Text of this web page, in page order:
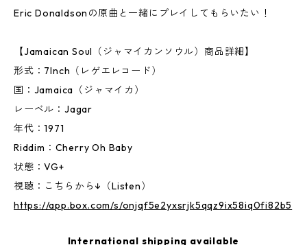
Eric Donaldsonの原曲と一緒にプレイしてもらいたい！
【Jamaican Soul（ジャマイカンソウル）商品詳細】
形式：7Inch（レゲエレコード）
国：Jamaica（ジャマイカ）
レーベル：Jagar
年代：1971
Riddim：Cherry Oh Baby
状態：VG+
視聴：こちらから↓（Listen）
https://app.box.com/s/onjqf5e2yxsrjk5qqz9ix58iq0fi82b5
International shipping available